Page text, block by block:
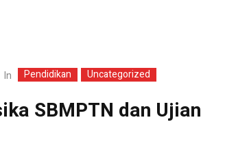
In Pendidikan Uncategorized
SBMPTN dan Ujian